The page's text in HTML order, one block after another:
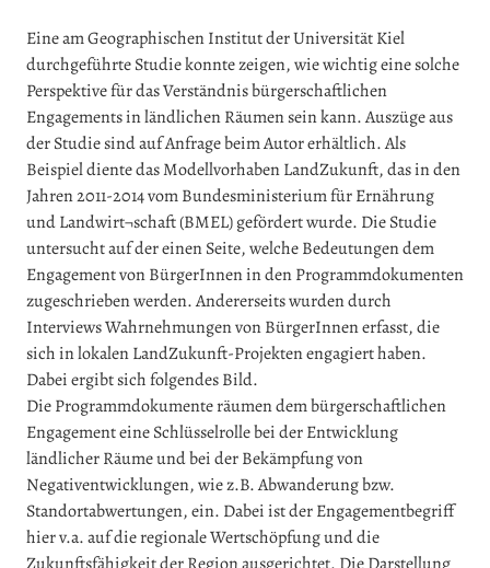
Eine am Geographischen Institut der Universität Kiel
durchgeführte Studie konnte zeigen, wie wichtig eine solche
Perspektive für das Verständnis bürgerschaftlichen
Engagements in ländlichen Räumen sein kann. Auszüge aus
der Studie sind auf Anfrage beim Autor erhältlich. Als
Beispiel diente das Modellvorhaben LandZukunft, das in den
Jahren 2011-2014 vom Bundesministerium für Ernährung
und Landwirt¬schaft (BMEL) gefördert wurde. Die Studie
untersucht auf der einen Seite, welche Bedeutungen dem
Engagement von BürgerInnen in den Programmdokumenten
zugeschrieben werden. Andererseits wurden durch
Interviews Wahrnehmungen von BürgerInnen erfasst, die
sich in lokalen LandZukunft-Projekten engagiert haben.
Dabei ergibt sich folgendes Bild.
Die Programmdokumente räumen dem bürgerschaftlichen
Engagement eine Schlüsselrolle bei der Entwicklung
ländlicher Räume und bei der Bekämpfung von
Negativentwicklungen, wie z.B. Abwanderung bzw.
Standortabwertungen, ein. Dabei ist der Engagementbegriff
hier v.a. auf die regionale Wertschöpfung und die